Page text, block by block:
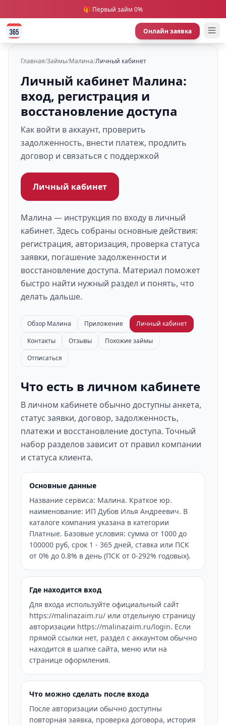
🎁 Первый займ 0%
Онлайн заявка
Главная/Займы/Малина/Личный кабинет
Личный кабинет Малина:
вход, регистрация и
восстановление доступа
Как войти в аккаунт, проверить
задолженность, внести платеж, продлить
договор и связаться с поддержкой
Личный кабинет
Малина — инструкция по входу в личный
кабинет. Здесь собраны основные действия:
регистрация, авторизация, проверка статуса
заявки, погашение задолженности и
восстановление доступа. Материал поможет
быстро найти нужный раздел и понять, что
делать дальше.
Обзор Малина Приложение
Личный кабинет
Контакты
Отзывы
Похожие займы
Отписаться
Что есть в личном кабинете
В личном кабинете обычно доступны анкета,
статус заявки, договор, задолженность,
платежи и восстановление доступа. Точный
набор разделов зависит от правил компании
и статуса клиента.
Основные данные
Название сервиса: Малина. Краткое юр.
наименование: ИП Дубов Илья Андреевич. В
каталоге компания указана в категории
Платные. Базовые условия: сумма от 1000 до
100000 руб, срок 1 - 365 дней, ставка или ПСК
от 0% до 0.8% в день (ПСК от 0-292% годовых).
Где находится вход
Для входа используйте официальный сайт
https://malinazaim.ru/ или отдельную страницу
авторизации https://malinazaim.ru/login. Если
прямой ссылки нет, раздел с аккаунтом обычно
находится в шапке сайта, меню или на
странице оформления.
Что можно сделать после входа
После авторизации обычно доступны
повторная заявка, проверка договора, история